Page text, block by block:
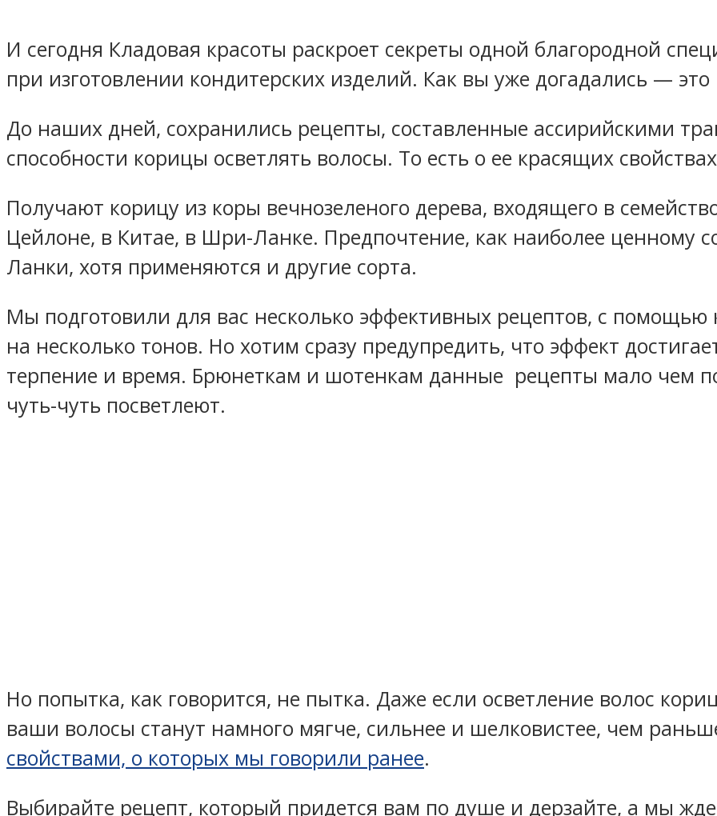
И сегодня Кладовая красоты раскроет секреты одной благородной
при изготовлении кондитерских изделий. Как вы уже догадались —
До наших дней, сохранились рецепты, составленные ассирийскими
способности корицы осветлять волосы. То есть о ее красящих
Получают корицу из коры вечнозеленого дерева, входящего в
Цейлоне, в Китае, в Шри-Ланке. Предпочтение, как наиболее ценному
Ланки, хотя применяются и другие сорта.
Мы подготовили для вас несколько эффективных рецептов, с
на несколько тонов. Но хотим сразу предупредить, что эффект
терпение и время. Брюнеткам и шотенкам данные рецепты мало чем
чуть-чуть посветлеют.
Но попытка, как говорится, не пытка. Даже если осветление волос
ваши волосы станут намного мягче, сильнее и шелковистее, чем
свойствами, о которых мы говорили ранее.
Выбирайте рецепт, который придется вам по душе и дерзайте, а мы